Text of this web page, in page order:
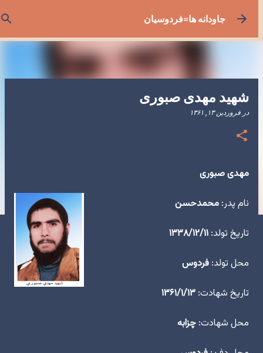
رد شدن به محتوای اصلیجاودانه ها=فردوسیان
شهید مهدی صبوری
درفروردین ۱۳, ۱۳۶۱
مهدی صبوری
نام پدر:محمدحسن
تاریخ تولد:۱۳۳۸/۱۲/۱۱
محل تولد:فردوس
تاریخ شهادت:۱۳۶۱/۱/۱۳
محل شهادت:چزابه